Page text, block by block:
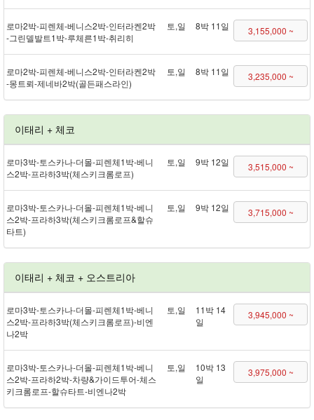
로마 2박 - 피렌체 - 베니스 2박 - 인터라켄 2박
- 그린델발트 1박 - 루체른 1박 - 취리히
토,일 8박 11일 3,155,000 ~
로마 2박 - 피렌체 - 베니스 2박 - 인터라켄 2박
- 몽트뢰 - 제네바 2박(골든패스 라인)
토,일 8박 11일 3,235,000 ~
이태리 + 체코
로마 3박 - 토스카나 - 더몰 - 피렌체 1박 - 베니
스 2박 - 프라하 3박(체스키크롬로프)
토,일 9박 12일 3,515,000 ~
로마 3박 - 토스카나 - 더몰 - 피렌체 1박 - 베니
스 2박 - 프라하 3박(체스키크롬로프&할슈
타트)
토,일 9박 12일 3,715,000 ~
이태리 + 체코 + 오스트리아
로마 3박 - 토스카나 - 더몰 - 피렌체 1박 - 베니
스 2박 - 프라하 3박(체스키크롬로프) - 비엔
나 2박
토,일
11박 14
일
3,945,000 ~
로마 3박 - 토스카나 - 더몰 - 피렌체 1박 - 베니
스 2박 - 프라하 2박 - 차량&가이드투어 - 체스
키크롬로프 - 할슈타트 - 비엔나 2박
토,일
10박 13
일
3,975,000 ~